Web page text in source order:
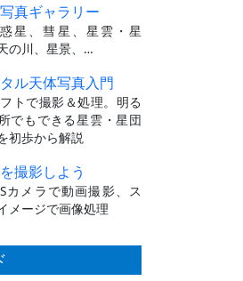
真ギャラリー
星、彗星、星雲・星
の川、星景、…
ル天体写真入門
トで撮影＆処理。明る
でもできる星雲・星団
初歩から解説
撮影しよう
カメラで動画撮影、ス
メージで画像処理